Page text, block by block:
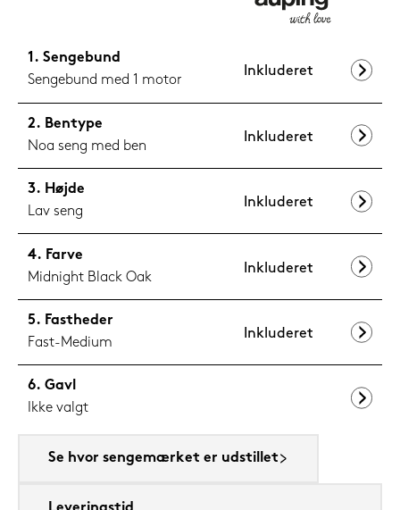
Sengebund
Sengebund med 1 motor
Inkluderet
Bentype
Noa seng med ben
Inkluderet
Højde
Lav seng
Inkluderet
Farve
Midnight Black Oak
Inkluderet
Fastheder
Fast-Medium
Inkluderet
Gavl
Ikke valgt
Se hvor sengemærket er udstillet